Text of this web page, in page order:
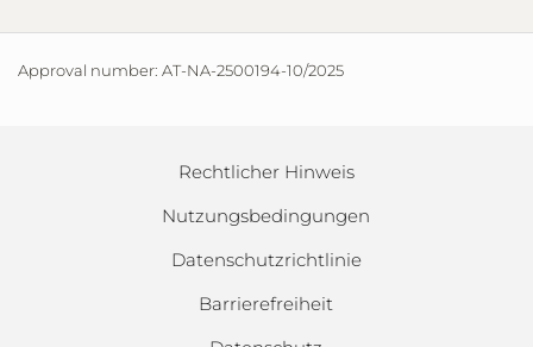
Approval number: AT-NA-2500194-10/2025
Rechtlicher Hinweis
Nutzungsbedingungen
Datenschutzrichtlinie
Barrierefreiheit